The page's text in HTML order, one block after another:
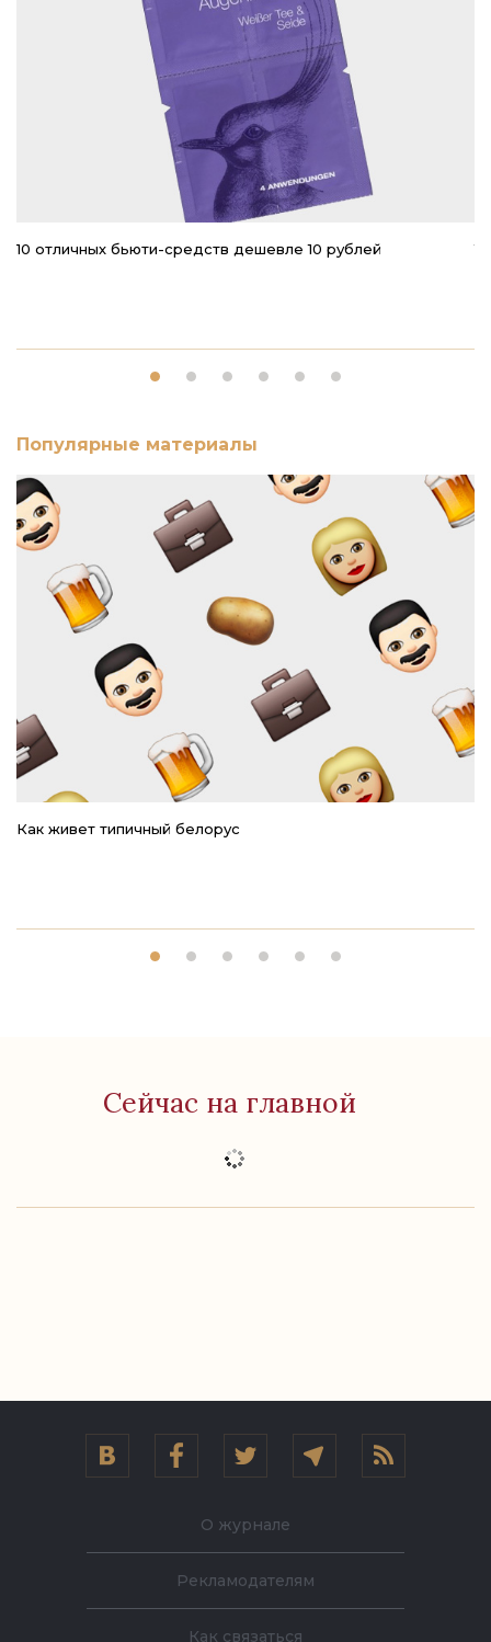
10 отличных бьюти-средств дешевле 10 рублей
Популярные материалы
Как живет типичный белорус
Сейчас на главной
О журнале
Рекламодателям
Как связаться